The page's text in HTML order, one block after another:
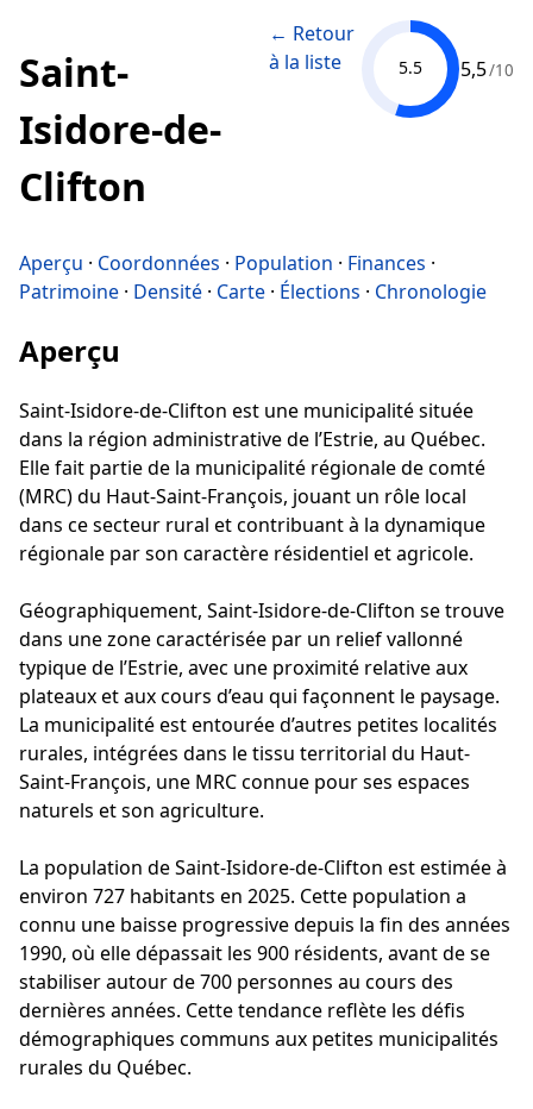
Saint-
Isidore-de-
Clifton
← Retour
à la liste
5.5 5,5/10
Aperçu · Coordonnées · Population · Finances ·
Patrimoine · Densité · Carte · Élections · Chronologie
Aperçu
Saint-Isidore-de-Clifton est une municipalité située
dans la région administrative de l’Estrie, au Québec.
Elle fait partie de la municipalité régionale de comté
(MRC) du Haut-Saint-François, jouant un rôle local
dans ce secteur rural et contribuant à la dynamique
régionale par son caractère résidentiel et agricole.
Géographiquement, Saint-Isidore-de-Clifton se trouve
dans une zone caractérisée par un relief vallonné
typique de l’Estrie, avec une proximité relative aux
plateaux et aux cours d’eau qui façonnent le paysage.
La municipalité est entourée d’autres petites localités
rurales, intégrées dans le tissu territorial du Haut-
Saint-François, une MRC connue pour ses espaces
naturels et son agriculture.
La population de Saint-Isidore-de-Clifton est estimée à
environ 727 habitants en 2025. Cette population a
connu une baisse progressive depuis la fin des années
1990, où elle dépassait les 900 résidents, avant de se
stabiliser autour de 700 personnes au cours des
dernières années. Cette tendance reflète les défis
démographiques communs aux petites municipalités
rurales du Québec.